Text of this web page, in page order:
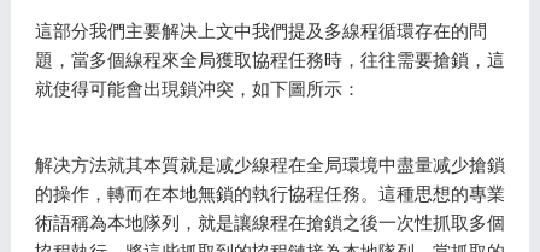
這部分我們主要解决上文中我們提及多線程循環存在的問
題，當多個線程來全局獲取協程任務時，往往需要搶鎖，這
就使得可能會出現鎖沖突，如下圖所示：
解决方法就其本質就是减少線程在全局環境中盡量减少搶鎖
的操作，轉而在本地無鎖的執行協程任務。這種思想的專業
術語稱為本地隊列，就是讓線程在搶鎖之後一次性抓取多個